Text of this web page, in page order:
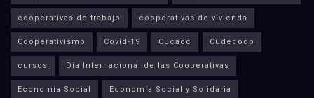
cooperativas de trabajo cooperativas de vivienda
Cooperativismo Covid-19 Cucacc Cudecoop
cursos Día Internacional de las Cooperativas
Economía Social Economía Social y Solidaria